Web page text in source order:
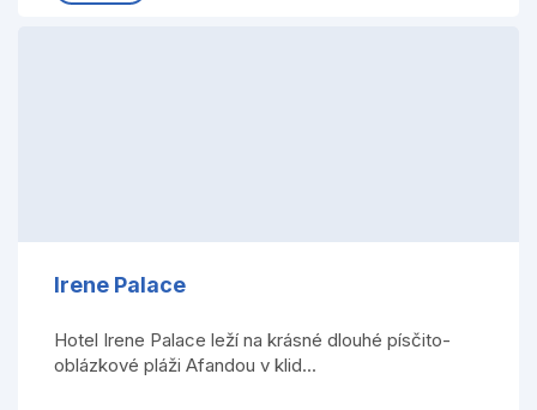
Irene Palace
Hotel Irene Palace leží na krásné dlouhé písčito-
oblázkové pláži Afandou v klid...